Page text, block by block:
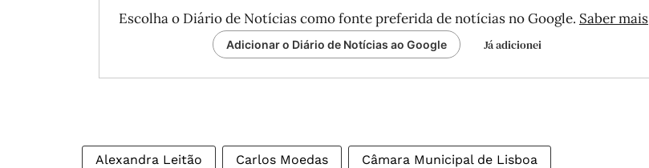
Escolha o Diário de Notícias como fonte preferida de notícias no Google. Saber mais
Adicionar o Diário de Notícias ao Google Já adicionei
Alexandra Leitão Carlos Moedas Câmara Municipal de Lisboa